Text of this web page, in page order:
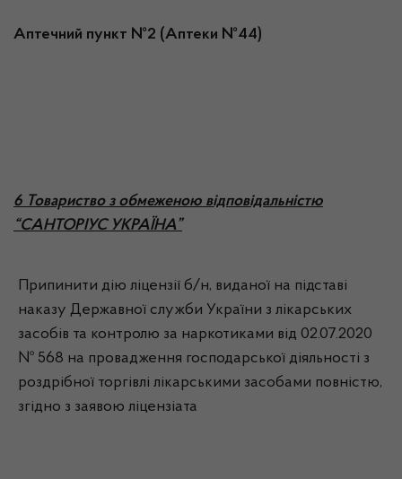
Аптечний пункт №2 (Аптеки №44)
6 Товариство з обмеженою відповідальністю
“САНТОРІУС УКРАЇНА”
Припинити дію ліцензії б/н, виданої на підставі
наказу Державної служби України з лікарських
засобів та контролю за наркотиками від 02.07.2020
№ 568 на провадження господарської діяльності з
роздрібної торгівлі лікарськими засобами повністю,
згідно з заявою ліцензіата